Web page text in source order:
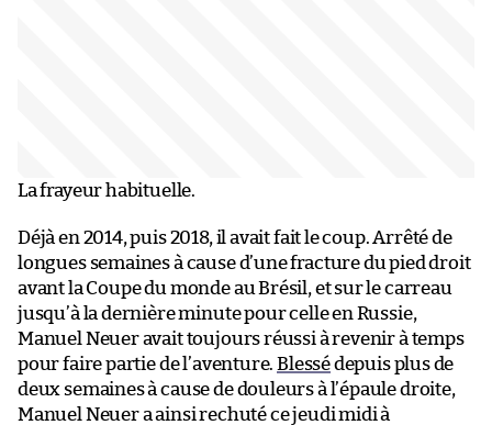
La frayeur habituelle.
Déjà en 2014, puis 2018, il avait fait le coup. Arrêté de
longues semaines à cause d’une fracture du pied droit
avant la Coupe du monde au Brésil, et sur le carreau
jusqu’à la dernière minute pour celle en Russie,
Manuel Neuer avait toujours réussi à revenir à temps
pour faire partie de l’aventure.Blessédepuis plus de
deux semaines à cause de douleurs à l’épaule droite,
Manuel Neuer a ainsi rechuté ce jeudi midi à